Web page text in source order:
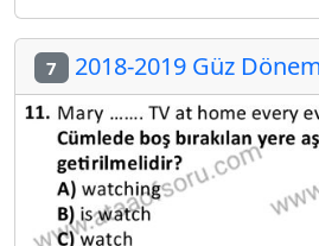
7 2018-2019 Güz